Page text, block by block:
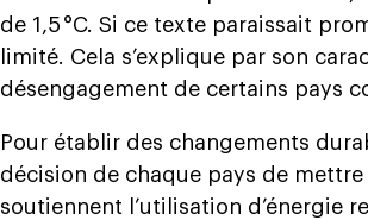
de 1,5 °C. Si ce texte paraissait
limité. Cela s’explique par son
désengagement de certains pays
Pour établir des changements
décision de chaque pays de
soutiennent l’utilisation d’énergie